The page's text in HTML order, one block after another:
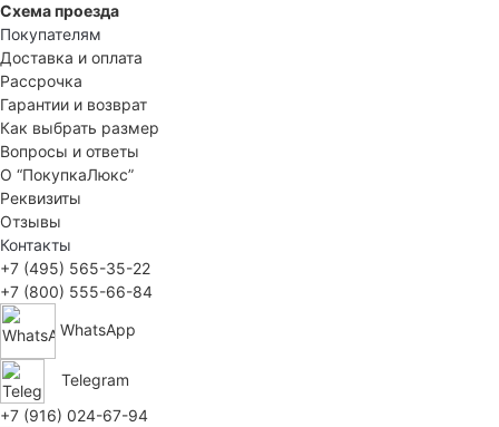
Схема проезда
Покупателям
Доставка и оплата
Рассрочка
Гарантии и возврат
Как выбрать размер
Вопросы и ответы
О “ПокупкаЛюкс”
Реквизиты
Отзывы
Контакты
+7 (495) 565-35-22
+7 (800) 555-66-84
WhatsApp
Telegram
+7 (916) 024-67-94